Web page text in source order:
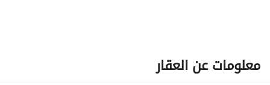
الدور الأول: غرفة وحمام
الدةر التاني: غرفة وحمام
معلومات عن العقار